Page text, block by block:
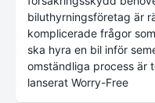
biluthyrningsföretag är
komplicerade frågor
ska hyra en bil inför
omständliga process är
lanserat Worry-Free